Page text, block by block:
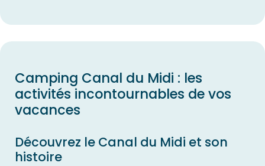
Camping Canal du Midi : les
activités incontournables de vos
vacances
Découvrez le Canal du Midi et son
histoire